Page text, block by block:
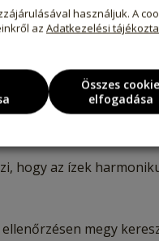
eredménye a finom
hogy az ízek
megy
használjuk. A
az Adatkezelési
Összes cookie
elfogadása